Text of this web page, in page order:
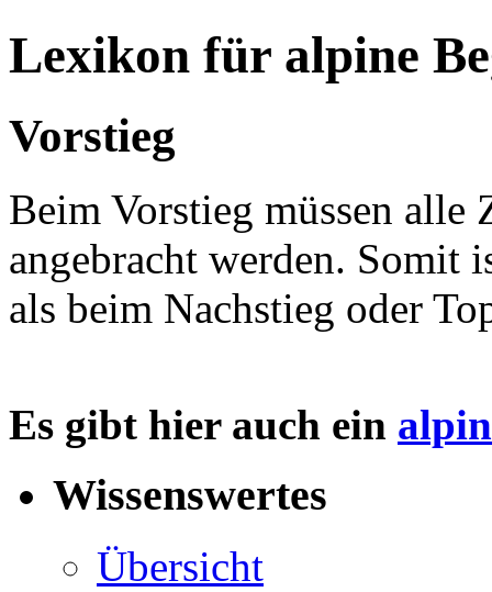
Lexikon für alpine
Vorstieg
Beim Vorstieg müssen alle
angebracht werden. Somit
als beim Nachstieg oder
Es gibt hier auch ein
Wissenswertes
Übersicht